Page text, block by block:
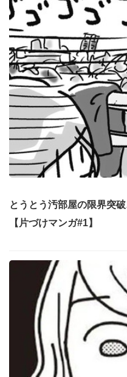
とうとう汚部屋の限界突
【片づけマンガ#1】